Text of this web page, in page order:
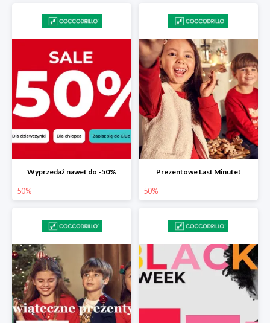
Wyprzedaż nawet do -50%
50%
Prezentowe Last Minute!
50%